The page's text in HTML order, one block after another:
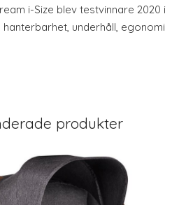
i-Size blev testvinnare 2020 i
underhåll, egonomi
produkter